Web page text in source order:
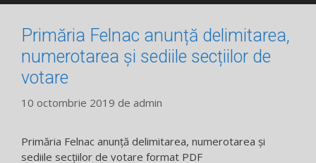
Primăria Felnac anunță delimitarea,
numerotarea și sediile secțiilor de
votare
10 octombrie 2019 de admin
Primăria Felnac anunță delimitarea, numerotarea și
sediile secțiilor de votare format PDF